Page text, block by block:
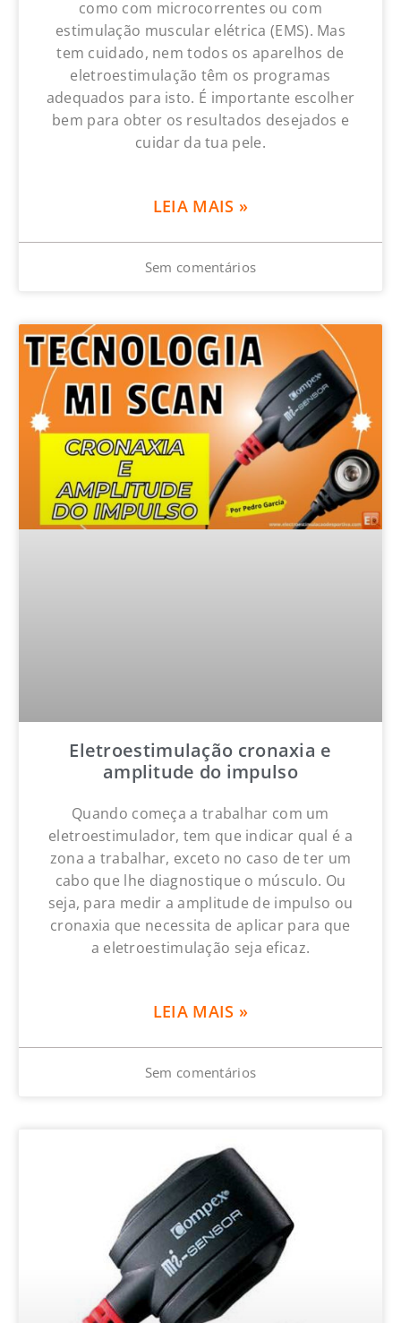
como com microcorrentes ou com
estimulação muscular elétrica (EMS). Mas
tem cuidado, nem todos os aparelhos de
eletroestimulação têm os programas
adequados para isto. É importante escolher
bem para obter os resultados desejados e
cuidar da tua pele.
LEIA MAIS »
Sem comentários
Eletroestimulação cronaxia e
amplitude do impulso
Quando começa a trabalhar com um
eletroestimulador, tem que indicar qual é a
zona a trabalhar, exceto no caso de ter um
cabo que lhe diagnostique o músculo. Ou
seja, para medir a amplitude de impulso ou
cronaxia que necessita de aplicar para que
a eletroestimulação seja eficaz.
LEIA MAIS »
Sem comentários